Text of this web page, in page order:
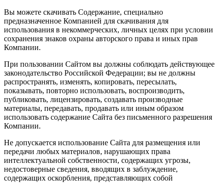
Вы можете скачивать Содержание, специально
предназначенное Компанией для скачивания для
использования в некоммерческих, личных целях при условии
сохранения знаков охраны авторского права и иных прав
Компании.
При пользовании Сайтом вы должны соблюдать действующее
законодательство Российской Федерации; вы не должны
распространять, изменять, копировать, пересылать,
показывать, повторно использовать, воспроизводить,
публиковать, лицензировать, создавать производные
материалы, передавать, продавать или иным образом
использовать содержание Сайта без письменного разрешения
Компании.
Не допускается использование Сайта для размещения или
передачи любых материалов, нарушающих права
интеллектуальной собственности, содержащих угрозы,
недостоверные сведения, вводящих в заблуждение,
содержащих оскорбления, представляющих собой